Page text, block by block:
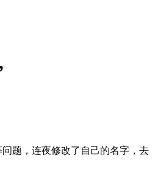
题，连夜修改了自己的名字，去